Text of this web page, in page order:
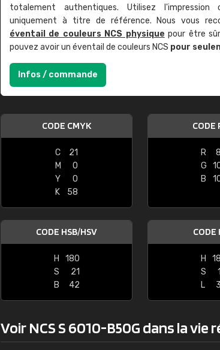
totalement authentiques. Utilisez
uniquement à titre de référence. Nous vous
éventail de couleurs NCS physique pour être
pouvez avoir un éventail de couleurs NCS pour
Infos / commande
CODE CMYK
C
21
M
0
Y
0
K
58
CODE
R
G
B
CODE HSB/HSV
H
180
S
21
B
42
CODE
H
S
L
Voir NCS S 6010-B50G dans la vie